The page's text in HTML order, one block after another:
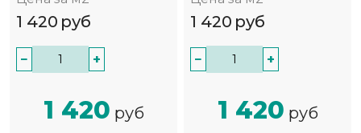
1 420 руб
− +
1 420 руб
1 420 руб
− +
1 420 руб